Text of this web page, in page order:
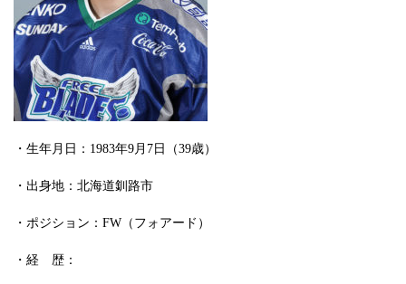
・生年月日：1983年9月7日（39歳）
・出身地：北海道釧路市
・ポジション：FW（フォアード）
・経 歴：